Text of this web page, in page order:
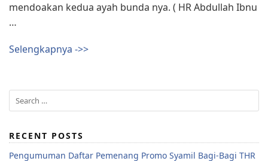
mendoakan kedua ayah bunda nya. ( HR Abdullah Ibnu
…
Selengkapnya ->>
RECENT POSTS
Pengumuman Daftar Pemenang Promo Syamil Bagi-Bagi THR